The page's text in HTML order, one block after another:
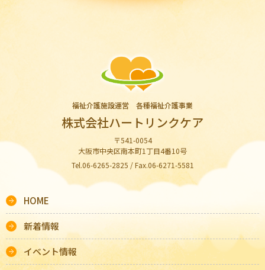
福祉介護施設運営 各種福祉介護事業
株式会社ハートリンクケア
〒541-0054
大阪市中央区南本町1丁目4番10号
Tel.06-6265-2825 / Fax.06-6271-5581
HOME
新着情報
イベント情報